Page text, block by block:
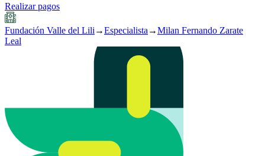
Realizar pagos
Fundación Valle del Lili →Especialista →Milan Fernando Zarate
Leal